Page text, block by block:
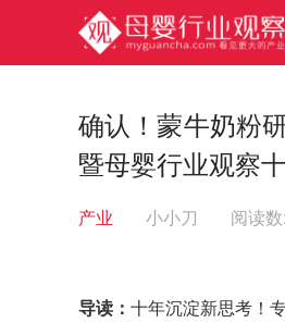
确认！蒙牛奶粉
暨母婴行业观察
产业 小小刀 阅读
导读： 十年沉淀新思考！